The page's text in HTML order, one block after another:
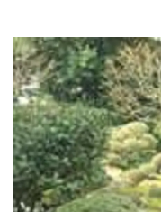
表的な山城のひとつ。